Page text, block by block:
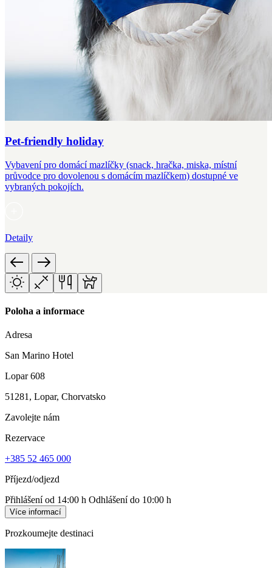
Pet-friendly holiday
Vybavení pro domácí mazlíčky (snack, hračka, miska, místní
průvodce pro dovolenou s domácím mazlíčkem) dostupné ve
vybraných pokojích.
Detaily
Poloha a informace
Adresa
San Marino Hotel
Lopar 608
51281, Lopar, Chorvatsko
Zavolejte nám
Rezervace
+385 52 465 000
Příjezd/odjezd
Přihlášení od 14:00 h Odhlášení do 10:00 h
Více informací
Prozkoumejte destinaci